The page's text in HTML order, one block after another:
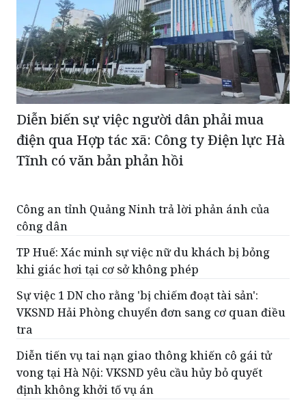
Diễn biến sự việc người dân phải mua
điện qua Hợp tác xã: Công ty Điện lực Hà
Tĩnh có văn bản phản hồi
Công an tỉnh Quảng Ninh trả lời phản ánh của
công dân
TP Huế: Xác minh sự việc nữ du khách bị bỏng
khi giác hơi tại cơ sở không phép
Sự việc 1 DN cho rằng 'bị chiếm đoạt tài sản':
VKSND Hải Phòng chuyển đơn sang cơ quan điều
tra
Diễn tiến vụ tai nạn giao thông khiến cô gái tử
vong tại Hà Nội: VKSND yêu cầu hủy bỏ quyết
định không khởi tố vụ án